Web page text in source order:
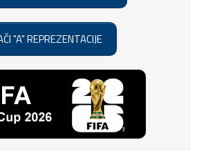
"A" REPREZENTACIJE